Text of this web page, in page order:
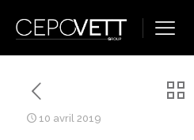
10 avril 2019